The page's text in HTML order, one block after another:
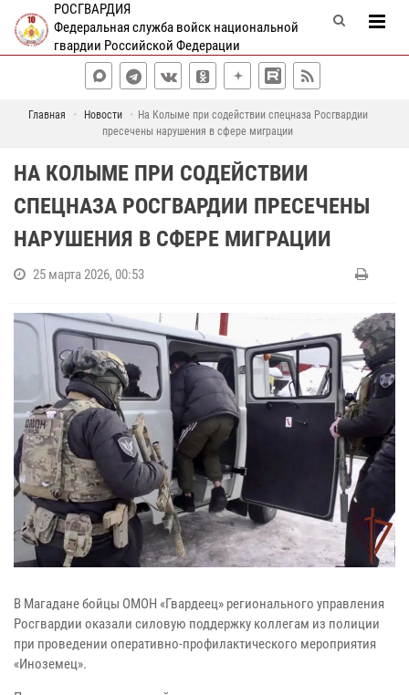
РОСГВАРДИЯ
Федеральная служба войск национальной
гвардии Российской Федерации
Главная Новости
На Колыме при содействии спецназа Росгвардии
пресечены нарушения в сфере миграции
НА КОЛЫМЕ ПРИ СОДЕЙСТВИИ
СПЕЦНАЗА РОСГВАРДИИ ПРЕСЕЧЕНЫ
НАРУШЕНИЯ В СФЕРЕ МИГРАЦИИ
25 марта 2026, 00:53
В Магадане бойцы ОМОН «Гвардеец» регионального управления
Росгвардии оказали силовую поддержку коллегам из полиции
при проведении оперативно-профилактического мероприятия
«Иноземец».